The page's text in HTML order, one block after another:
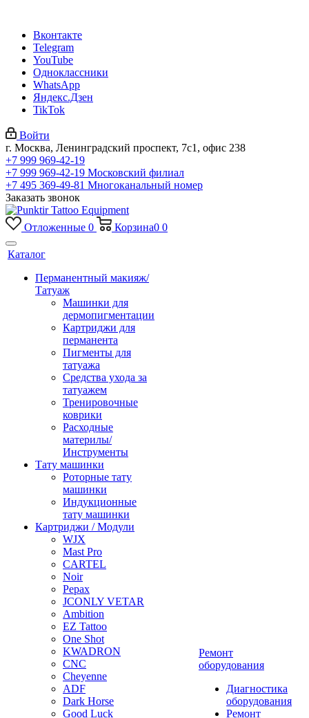
Вконтакте
Telegram
YouTube
Одноклассники
WhatsApp
Яндекс.Дзен
TikTok
Войти
г. Москва, Ленинградский проспект, 7с1, офис 238
+7 999 969-42-19
+7 999 969-42-19 Московский филиал
+7 495 369-49-81 Многоканальный номер
Заказать звонок
Отложенные 0 Корзина0 0
Каталог
Перманентный макияж/
Татуаж
Машинки для
дермопигментации
Картриджи для
перманента
Пигменты для
татуажа
Средства ухода за
татуажем
Тренировочные
коврики
Расходные
материлы/
Инструменты
Тату машинки
Роторные тату
машинки
Индукционные
тату машинки
Картриджи / Модули
WJX
Mast Pro
CARTEL
Noir
Pepax
JCONLY VETAR
Ambition
EZ Tattoo
One Shot
KWADRON
CNC
Cheyenne
ADF
Dark Horse
Good Luck
Ремонт
оборудования
Диагностика
оборудования
Ремонт